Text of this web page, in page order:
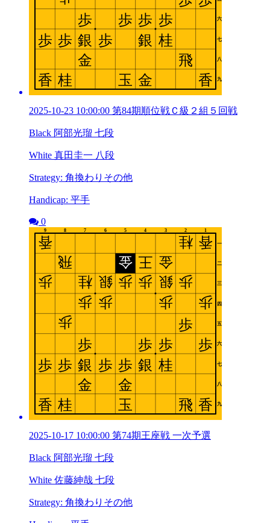
2025-10-23 10:00:00 第84期順位戦Ｃ級２組５回戦
Black 阿部光瑠 七段
White 真田圭一 八段
Strategy: 角換わりその他
Handicap: 平手
0
2025-10-17 10:00:00 第74期王座戦 一次予選
Black 阿部光瑠 七段
White 佐藤紳哉 七段
Strategy: 角換わりその他